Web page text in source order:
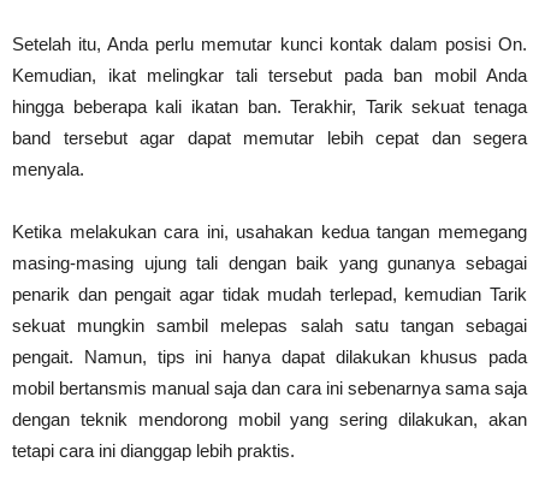
Setelah itu, Anda perlu memutar kunci kontak dalam posisi On.
Kemudian, ikat melingkar tali tersebut pada ban mobil Anda
hingga beberapa kali ikatan ban. Terakhir, Tarik sekuat tenaga
band tersebut agar dapat memutar lebih cepat dan segera
menyala.
Ketika melakukan cara ini, usahakan kedua tangan memegang
masing-masing ujung tali dengan baik yang gunanya sebagai
penarik dan pengait agar tidak mudah terlepad, kemudian Tarik
sekuat mungkin sambil melepas salah satu tangan sebagai
pengait. Namun, tips ini hanya dapat dilakukan khusus pada
mobil bertansmis manual saja dan cara ini sebenarnya sama saja
dengan teknik mendorong mobil yang sering dilakukan, akan
tetapi cara ini dianggap lebih praktis.